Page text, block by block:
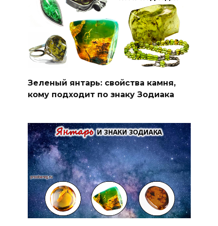
Зеленый янтарь: свойства камня,
кому подходит по знаку Зодиака